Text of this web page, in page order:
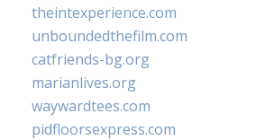
theintexperience.com
unboundedthefilm.com
catfriends-bg.org
marianlives.org
waywardtees.com
pidfloorsexpress.com